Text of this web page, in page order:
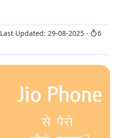
Last Updated: 29-08-2025
6